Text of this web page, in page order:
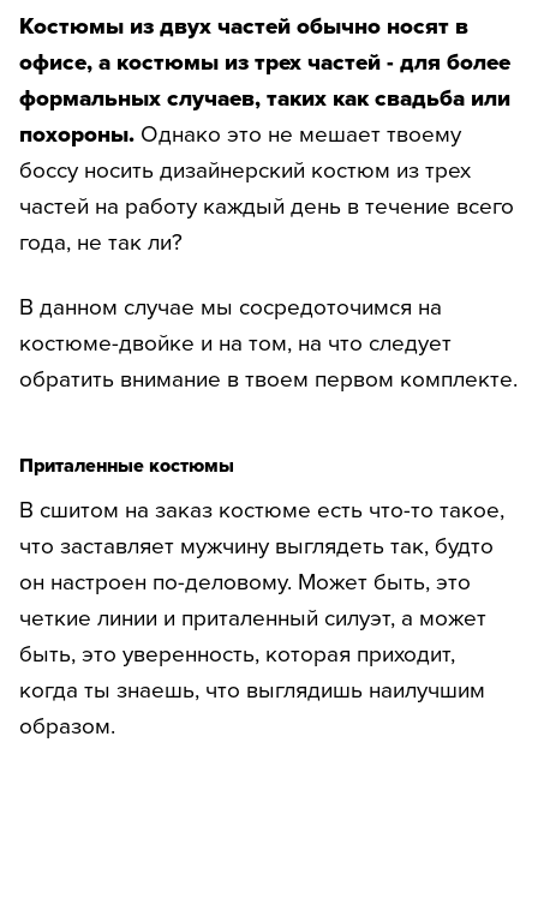
Костюмы из двух частей обычно носят в
офисе, а костюмы из трех частей - для более
формальных случаев, таких как свадьба или
похороны. Однако это не мешает твоему
боссу носить дизайнерский костюм из трех
частей на работу каждый день в течение всего
года, не так ли?
В данном случае мы сосредоточимся на
костюме-двойке и на том, на что следует
обратить внимание в твоем первом комплекте.
Приталенные костюмы
В сшитом на заказ костюме есть что-то такое,
что заставляет мужчину выглядеть так, будто
он настроен по-деловому. Может быть, это
четкие линии и приталенный силуэт, а может
быть, это уверенность, которая приходит,
когда ты знаешь, что выглядишь наилучшим
образом.